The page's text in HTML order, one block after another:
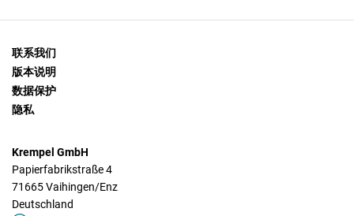
联系我们
版本说明
数据保护
隐私
Krempel GmbH
Papierfabrikstraße 4
71665 Vaihingen/Enz
Deutschland